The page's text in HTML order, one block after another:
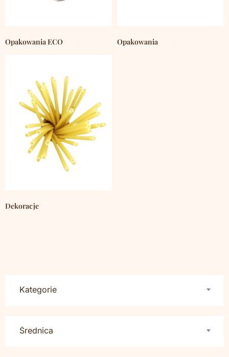
Opakowania ECO Opakowania
Dekoracje
Kategorie
Średnica